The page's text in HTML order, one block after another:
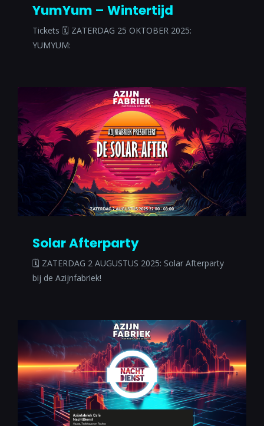
YumYum – Wintertijd
Tickets 🗓 ZATERDAG 25 OKTOBER 2025:
YUMYUM:
Solar Afterparty
🗓 ZATERDAG 2 AUGUSTUS 2025: Solar Afterparty
bij de Azijnfabriek!